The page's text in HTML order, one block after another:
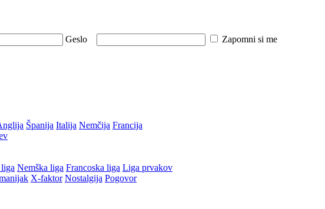
Geslo Zapomni si me
Španija Italija Nemčija Francija
Nemška liga Francoska liga Liga prvakov
X-faktor Nostalgija Pogovor